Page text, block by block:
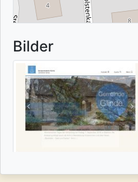
Bilder